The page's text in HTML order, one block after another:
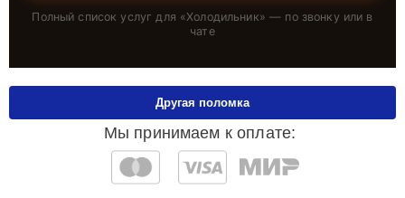
Полный список услуг для «Холодильник» — по звонку или в
чате
Мы принимаем к оплате:
Другая поломка